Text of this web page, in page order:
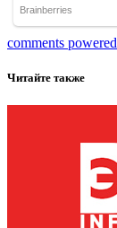
comments
Читайте также